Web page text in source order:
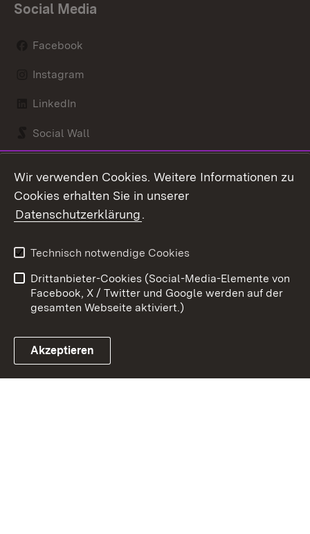
Social Media
Facebook
Instagram
LinkedIn
Social Wall
Link zum Landesportal
Kontakt
Barrierefreiheit
Impressum
Cookies
Wir verwenden Cookies. Weitere Informationen zu
Cookies erhalten Sie in unserer
Datenschutzerklärung.
Technisch notwendige Cookies
Drittanbieter-Cookies (Social-Media-Elemente von
Facebook, X / Twitter und Google werden auf der
gesamten Webseite aktiviert.)
Akzeptieren